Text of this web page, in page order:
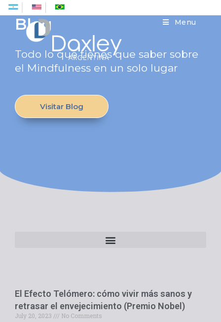
Menu
Blog
Todo lo que tienes que saber sobre
el Mindfulness en un solo lugar
Visitar Blog
El Efecto Telómero: cómo vivir más sanos y
retrasar el envejecimiento (Premio Nobel)
July 20, 2023
No Comments